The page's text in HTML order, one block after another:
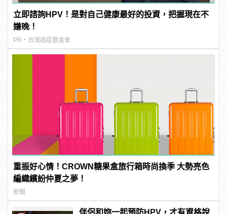
立即諮詢HPV！是對自己健康最好的投資，把握現在不
嫌晚！
PR・台灣癌症基金會
重振好心情！CROWN糖果盒旅行箱時尚換季 大勢亮色
編織繽紛仲夏之夢！
新聞
伴侶和妳一起預防HPV，才有資格說